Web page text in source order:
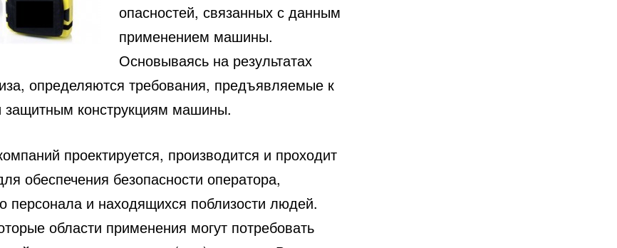
опасностей, связанных с данным
применением машины.
Основываясь на результатах
определяются требования, предъявляемые к
защитным конструкциям машины.
проектируется, производится и проходит
обеспечения безопасности оператора,
персонала и находящихся поблизости людей.
области применения могут потребовать